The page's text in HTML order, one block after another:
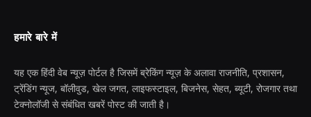
हमारे बारे में
यह एक हिंदी वेब न्यूज़ पोर्टल है जिसमें ब्रेकिंग न्यूज़ के अलावा राजनीति, प्रशासन,
ट्रेंडिंग न्यूज, बॉलीवुड, खेल जगत, लाइफस्टाइल, बिजनेस, सेहत, ब्यूटी, रोजगार तथा
टेक्नोलॉजी से संबंधित खबरें पोस्ट की जाती है।